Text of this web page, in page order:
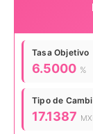
Tasa Objetivo
Valor actual:
6.5000 %
Tipo de
Valor
17.1387